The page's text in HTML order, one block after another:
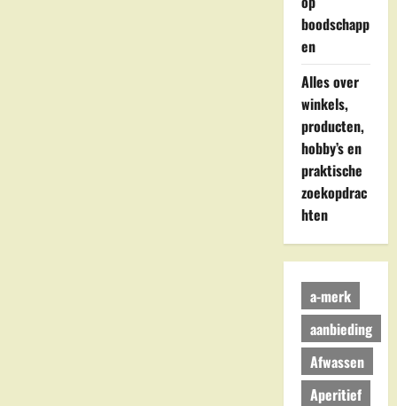
boodschapp
en
Alles over
winkels,
producten,
hobby’s en
praktische
zoekopdrac
hten
a-merk
aanbieding
Afwassen
Aperitief